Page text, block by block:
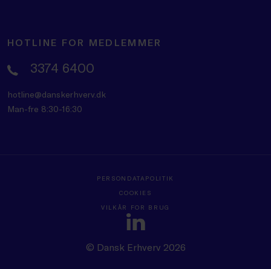
HOTLINE FOR MEDLEMMER
3374 6400
hotline@danskerhverv.dk
Man-fre 8:30-16:30
© Dansk Erhverv 2026
PERSONDATAPOLITIK
COOKIES
VILKÅR FOR BRUG